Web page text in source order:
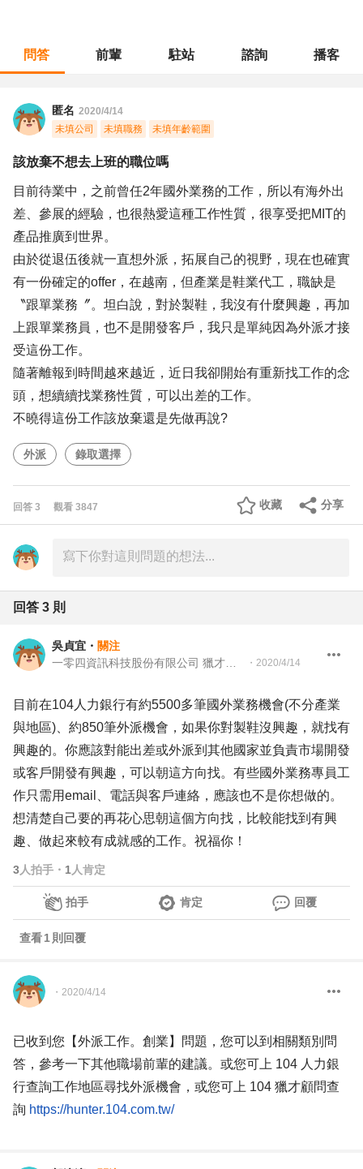
問答 前輩 駐站 諮詢 播客
匿名 2020/4/14
未填公司
未填職務 未填年齡範圍
該放棄不想去上班的職位嗎
目前待業中，之前曾任2年國外業務的工作，所以有海外出
差、參展的經驗，也很熱愛這種工作性質，很享受把MIT的
產品推廣到世界。
由於從退伍後就一直想外派，拓展自己的視野，現在也確實
有一份確定的offer，在越南，但產業是鞋業代工，職缺是
〝跟單業務〞。坦白說，對於製鞋，我沒有什麼興趣，再加
上跟單業務員，也不是開發客戶，我只是單純因為外派才接
受這份工作。
隨著離報到時間越來越近，近日我卻開始有重新找工作的念
頭，想續續找業務性質，可以出差的工作。
不曉得這份工作該放棄還是先做再說?
外派 錄取選擇
回答 3 觀看 3847 分享
收藏
回答 3 則
吳貞宜 ・ 關注
・ 2020/4/14
目前在104人力銀行有約5500多筆國外業務機會(不分產業
與地區)、約850筆外派機會，如果你對製鞋沒興趣，就找有
興趣的。你應該對能出差或外派到其他國家並負責市場開發
或客戶開發有興趣，可以朝這方向找。有些國外業務專員工
作只需用email、電話與客戶連絡，應該也不是你想做的。
想清楚自己要的再花心思朝這個方向找，比較能找到有興
趣、做起來較有成就感的工作。祝福你！
3人拍手 ・ 1 人肯定
拍手 肯定 回覆
查看1 則回覆
・ 2020/4/14
已收到您【外派工作。創業】問題，您可以到相關類別問
答，參考一下其他職場前輩的建議。或您可上 104 人力銀
行查詢工作地區尋找外派機會，或您可上 104 獵才顧問查
詢 https://hunter.104.com.tw/